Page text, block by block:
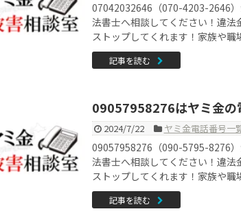
07042032646（070-4203-2646
法書士へ相談してください！違
ストップしてくれます！家族や職
記事を読む
09057958276はヤミ金の
2024/7/22 ヤミ金電話番号一
09057958276（090-5795-8276
法書士へ相談してください！違
ストップしてくれます！家族や職
記事を読む